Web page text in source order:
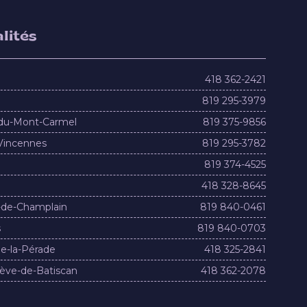
418 362-2421
819 295-3979
Mont-Carmel
819 375-9856
819 295-3782
819 374-4525
418 328-8645
Champlain
819 840-0461
819 840-0703
la-Pérade
418 325-2841
de-Batiscan
418 362-2078